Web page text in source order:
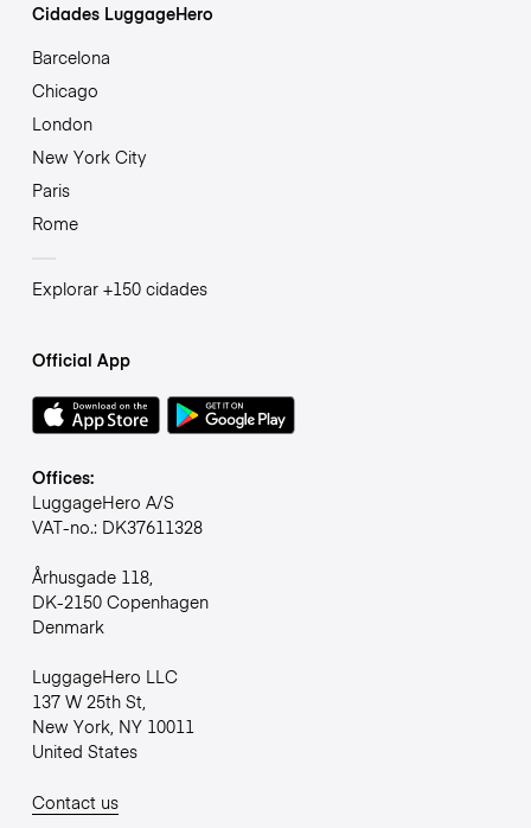
Cidades LuggageHero
Barcelona
Chicago
London
New York City
Paris
Rome
Explorar +150 cidades
Official App
Offices:
LuggageHero A/S
VAT-no.: DK37611328
Århusgade 118,
DK-2150 Copenhagen
Denmark
LuggageHero LLC
137 W 25th St,
New York, NY 10011
United States
Contact us